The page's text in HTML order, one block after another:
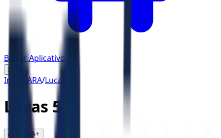
Baixar Aplicativo
☰
Início ARA/Lucas
Lucas 5
A- A+